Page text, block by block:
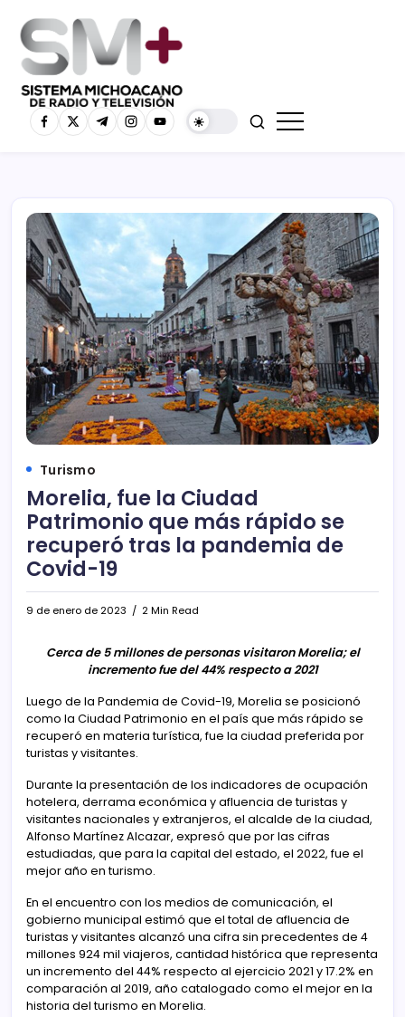
Turismo
Morelia, fue la Ciudad
Patrimonio que más rápido se
recuperó tras la pandemia de
Covid-19
9 de enero de 2023 2 Min Read
Cerca de 5 millones de personas visitaron Morelia; el
incremento fue del 44% respecto a 2021
Luego de la Pandemia de Covid-19, Morelia se posicionó
como la Ciudad Patrimonio en el país que más rápido se
recuperó en materia turística, fue la ciudad preferida por
turistas y visitantes.
Durante la presentación de los indicadores de ocupación
hotelera, derrama económica y afluencia de turistas y
visitantes nacionales y extranjeros, el alcalde de la ciudad,
Alfonso Martínez Alcazar, expresó que por las cifras
estudiadas, que para la capital del estado, el 2022, fue el
mejor año en turismo.
En el encuentro con los medios de comunicación, el
gobierno municipal estimó que el total de afluencia de
turistas y visitantes alcanzó una cifra sin precedentes de 4
millones 924 mil viajeros, cantidad histórica que representa
un incremento del 44% respecto al ejercicio 2021 y 17.2% en
comparación al 2019, año catalogado como el mejor en la
historia del turismo en Morelia.